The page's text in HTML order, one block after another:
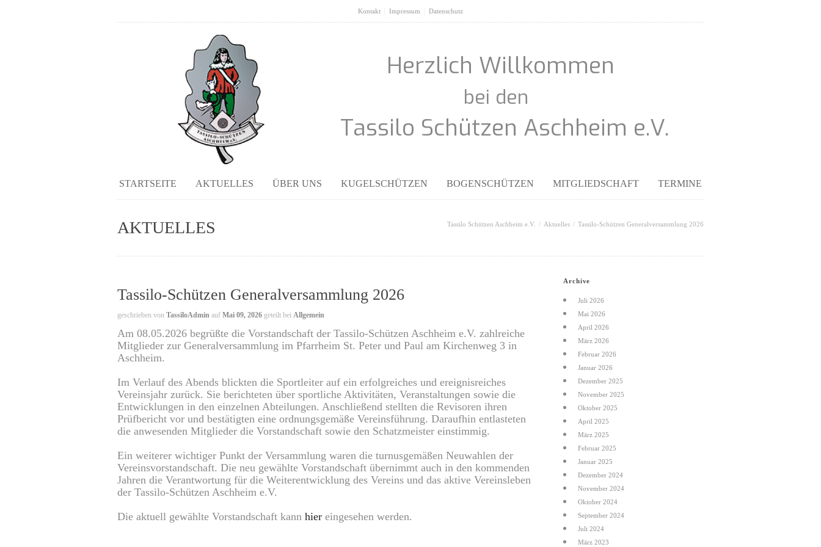
Kontakt Impressum Datenschutz
Herzlich Willkommen
bei den
Tassilo Schützen Aschheim e.V.
STARTSEITE AKTUELLES ÜBER UNS KUGELSCHÜTZEN BOGENSCHÜTZEN MITGLIEDSCHAFT TERMINE
AKTUELLES Tassilo Schützen Aschheim e.V. Aktuelles Tassilo-Schützen Generalversammlung 2026
Tassilo-Schützen Generalversammlung 2026
geschrieben von TassiloAdmin auf Mai 09, 2026 geteilt bei Allgemein
Am 08.05.2026 begrüßte die Vorstandschaft der Tassilo-Schützen Aschheim e.V. zahlreiche
Mitglieder zur Generalversammlung im Pfarrheim St. Peter und Paul am Kirchenweg 3 in
Aschheim.
Im Verlauf des Abends blickten die Sportleiter auf ein erfolgreiches und ereignisreiches
Vereinsjahr zurück. Sie berichteten über sportliche Aktivitäten, Veranstaltungen sowie die
Entwicklungen in den einzelnen Abteilungen. Anschließend stellten die Revisoren ihren
Prüfbericht vor und bestätigten eine ordnungsgemäße Vereinsführung. Daraufhin entlasteten
die anwesenden Mitglieder die Vorstandschaft sowie den Schatzmeister einstimmig.
Ein weiterer wichtiger Punkt der Versammlung waren die turnusgemäßen Neuwahlen der
Vereinsvorstandschaft. Die neu gewählte Vorstandschaft übernimmt auch in den kommenden
Jahren die Verantwortung für die Weiterentwicklung des Vereins und das aktive Vereinsleben
der Tassilo-Schützen Aschheim e.V.
Die aktuell gewählte Vorstandschaft kann hier eingesehen werden.
Archive
Juli 2026
Mai 2026
April 2026
März 2026
Februar 2026
Januar 2026
Dezember 2025
November 2025
Oktober 2025
April 2025
März 2025
Februar 2025
Januar 2025
Dezember 2024
November 2024
Oktober 2024
September 2024
Juli 2024
März 2023